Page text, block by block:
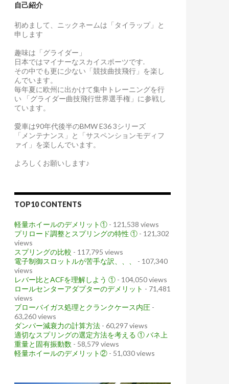
自己紹介
初めまして、ニックネームは「タイラップ」と
申します
趣味は「グライダー」
日本ではマイナーなスカイスポーツです.
その中でも更に少ない「競技曲技飛行」を楽し
んでいます。
毎年夏に欧州に出かけて集中トレーニングを行
い 「グライダー曲技飛行世界選手権」に参戦し
ています。
愛車は90年代後半のBMW E36 3シリーズ
「メンテナンス」と「サスペンションモディフ
ァイ」を楽しんでいます。
よろしくお願いします♪
TOP10 CONTENTS
軽量ホイールのデメリット① - 121,538 views
プリロード調整とスプリングの特性 ① - 121,302
views
スプリングの比較 - 117,795 views
電子制御スロットルが苦手な訳、、、
- 107,340
views
レバー比とACFを理解しよう ① - 104,050 views
ロールセンターアダプターのデメリット - 71,481
views
ブローバイガス処理とクランクケース内圧 -
63,260 views
ダンパー減衰力の計算方法 - 60,297 views
適切なスプリングの選定方法を考える ① バネ上
重量と固有振動数 - 58,579 views
軽量ホイールのデメリット② - 51,030 views